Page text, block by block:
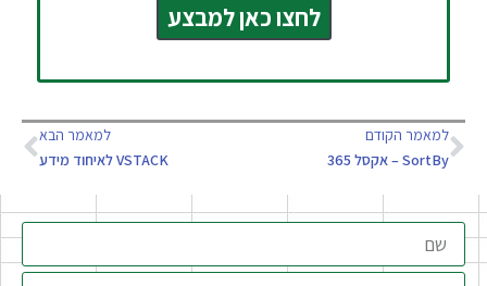
לחצו כאן למבצע
למאמר הקודם
SortBy – אקסל 365
למאמר הבא
VSTACK לאיחוד מידע